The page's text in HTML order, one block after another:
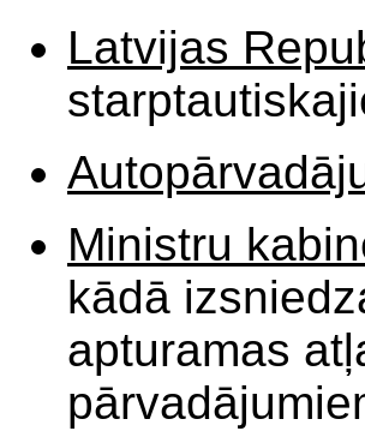
Latvijas
Ministru
kādā
apturamas